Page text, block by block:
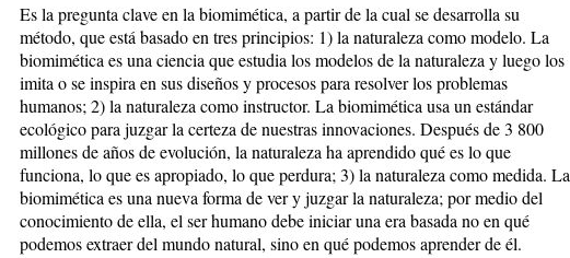
Es la pregunta clave en la biomimética, a partir de la cual se desarrolla su
método, que está basado en tres principios: 1) la naturaleza como modelo. La
biomimética es una ciencia que estudia los modelos de la naturaleza y luego los
imita o se inspira en sus diseños y procesos para resolver los problemas
humanos; 2) la naturaleza como instructor. La biomimética usa un estándar
ecológico para juzgar la certeza de nuestras innovaciones. Después de 3 800
millones de años de evolución, la naturaleza ha aprendido qué es lo que
funciona, lo que es apropiado, lo que perdura; 3) la naturaleza como medida. La
biomimética es una nueva forma de ver y juzgar la naturaleza; por medio del
conocimiento de ella, el ser humano debe iniciar una era basada no en qué
podemos extraer del mundo natural, sino en qué podemos aprender de él.